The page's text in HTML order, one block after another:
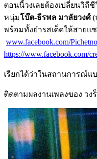
ตอนนี้วงเลยต้องเปลี่ยนวิ
หนุ่มโบ๊ต-ธีรพล มาลัยวงศ์(
พร้อมทั้งยำรสเด็ดให้สาย
www.facebook.com/
https://www.facebook.com/
เรียกได้ว่าในสถานการณ์
ติดตามผลงานเพลงของ ว